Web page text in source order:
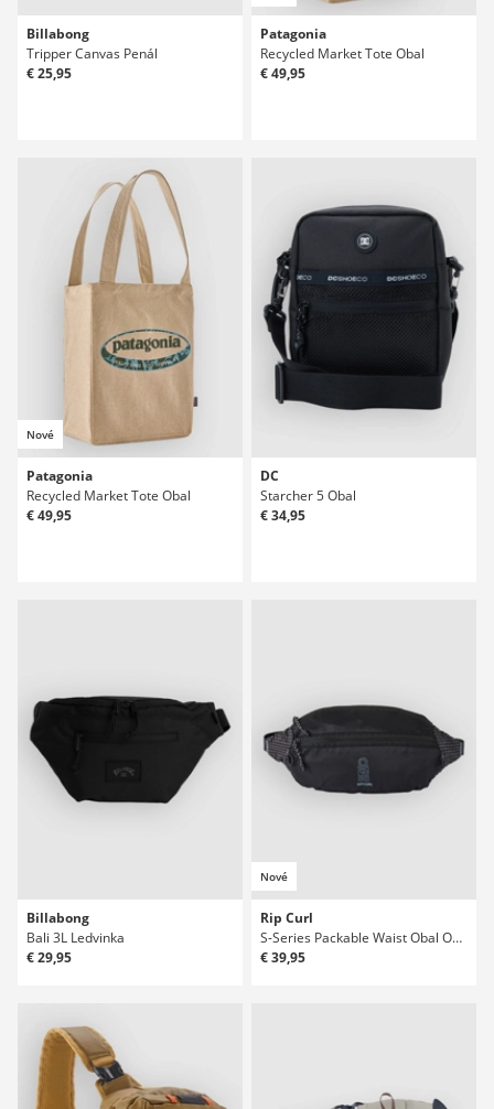
Billabong
Tripper Canvas Penál
€ 25,95
Patagonia
Recycled Market Tote Obal
€ 49,95
Nové
Patagonia
Recycled Market Tote Obal
€ 49,95
DC
Starcher 5 Obal
€ 34,95
Billabong
Bali 3L Ledvinka
€ 29,95
Nové
Rip Curl
S-Series Packable Waist Obal Obal
€ 39,95